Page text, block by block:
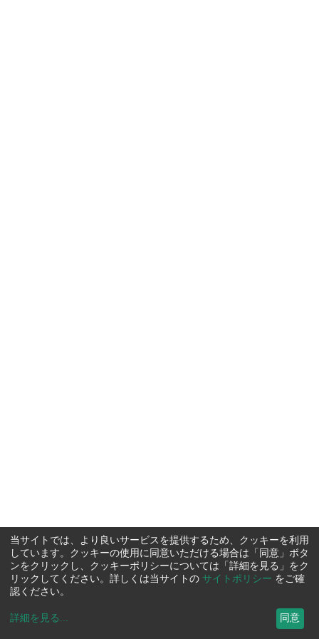
当サイトでは、より良いサービスを提供するため、クッキーを利用
しています。クッキーの使用に同意いただける場合は「同意」ボタ
ンをクリックし、クッキーポリシーについては「詳細を見る」をク
リックしてください。詳しくは当サイトの サイトポリシー をご確
認ください。
詳細を見る ... 同意